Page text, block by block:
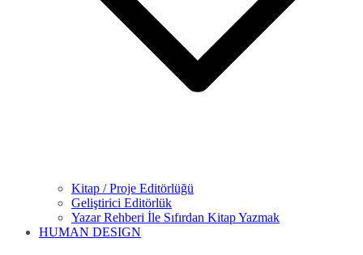
Kitap / Proje Editörlüğü
Geliştirici Editörlük
Yazar Rehberi İle Sıfırdan Kitap Yazmak
HUMAN DESIGN